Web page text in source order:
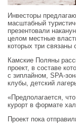
Инвесторы
масштабный
презентовали
целом местные
которых три связаны
Камские Поляны
проект, в составе
с зиплайном, SPA-
клубы, детский
«Предполагается,
курорт в формате
Проект пока